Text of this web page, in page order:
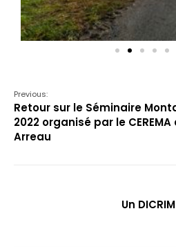
Previous:
Retour sur le Séminaire
2022 organisé par le CEREMA
Arreau
Un